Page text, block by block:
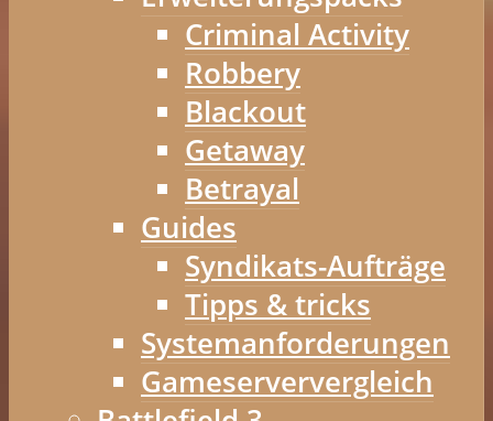
Criminal Activity
Robbery
Blackout
Getaway
Betrayal
Guides
Syndikats-Aufträge
Tipps & tricks
Systemanforderungen
Gameserververgleich